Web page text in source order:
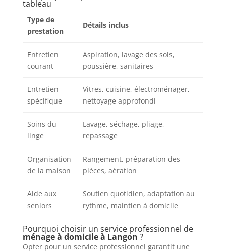
tableau
Type de
prestation
Détails inclus
Entretien
courant
Aspiration, lavage des sols,
poussière, sanitaires
Entretien
spécifique
Vitres, cuisine, électroménager,
nettoyage approfondi
Soins du
linge
Lavage, séchage, pliage,
repassage
Organisation
de la maison
Rangement, préparation des
pièces, aération
Aide aux
seniors
Soutien quotidien, adaptation au
rythme, maintien à domicile
Pourquoi choisir un service professionnel de
ménage à domicile à Langon ?
Opter pour un service professionnel garantit une